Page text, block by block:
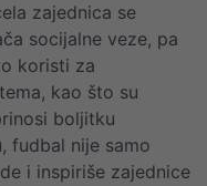
zajednica se
socijalne veze, pa
koristi za
kao što su
boljitku
fudbal nije samo
i inspiriše zajednice